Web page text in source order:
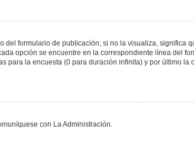
formulario de publicación; si no la visualiza, significa
opción se encuentre en la correspondiente línea del
para la encuesta (0 para duración infinita) y por último la
con La Administración.